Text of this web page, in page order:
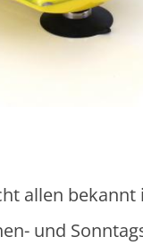
allen bekannt
und